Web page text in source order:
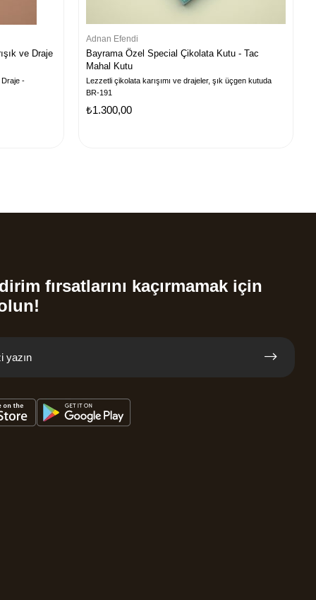
ve Draje
Draje -
Adnan Efendi
Bayrama Özel Special Çikolata Kutu - Tac
Mahal Kutu
Lezzetli çikolata karışımı ve drajeler, şık üçgen kutuda
BR-191
₺1.300,00
fırsatlarını kaçırmamak için